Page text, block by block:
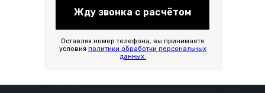
Жду звонка с расчётом
Оставляя номер телефона, вы принимаете
условия политики обработки персональных
данных.